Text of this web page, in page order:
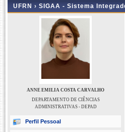
UFRN › SIGAA - Sistema
ANNE EMILIA COSTA CARVALHO
DEPARTAMENTO DE CIÊNCIAS
ADMINISTRATIVAS - DEPAD
Perfil Pessoal